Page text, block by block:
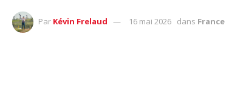
Par Kévin Frelaud 16 mai 2026 dans France